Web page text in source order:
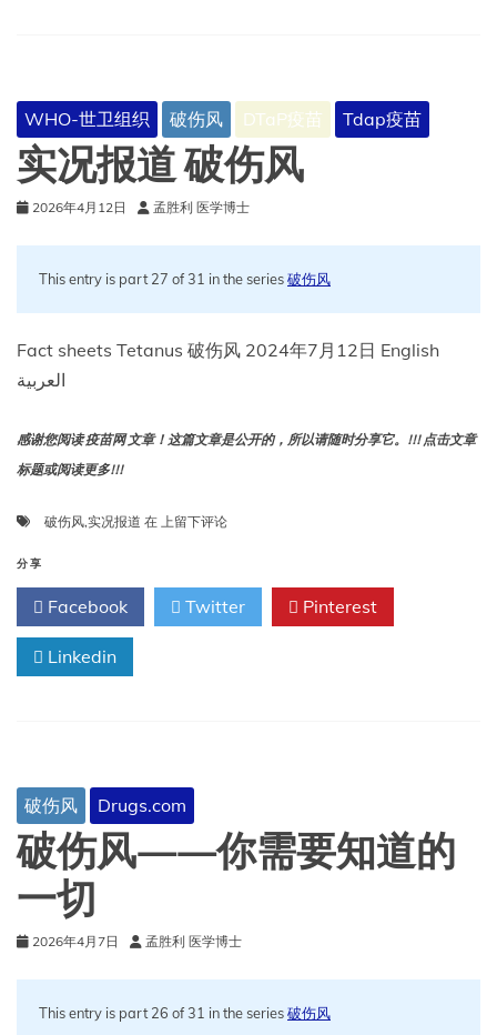
WHO-世卫组织 破伤风 DTaP疫苗 Tdap疫苗
实况报道 破伤风
2026年4月12日 孟胜利 医学博士
This entry is part 27 of 31 in the series破伤风
Fact sheets Tetanus 破伤风 2024年7月12日 English
العربية
感谢您阅读 疫苗网 文章！这篇文章是公开的，所以请随时分享它。!!! 点击文章
标题或阅读更多!!!
破伤风,实况报道 在 实
道
破
伤
上留下评论
分享
Facebook Twitter Pinterest
Linkedin
破伤风 Drugs.com
破伤风——你需要知道的
一切
2026年4月7日 孟胜利 医学博士
This entry is part 26 of 31 in the series破伤风